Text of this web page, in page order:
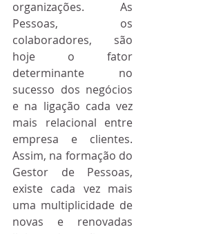
organizações. As
Pessoas, os
colaboradores, são
hoje o fator
determinante no
sucesso dos negócios
e na ligação cada vez
mais relacional entre
empresa e clientes.
Assim, na formação do
Gestor de Pessoas,
existe cada vez mais
uma multiplicidade de
novas e renovadas